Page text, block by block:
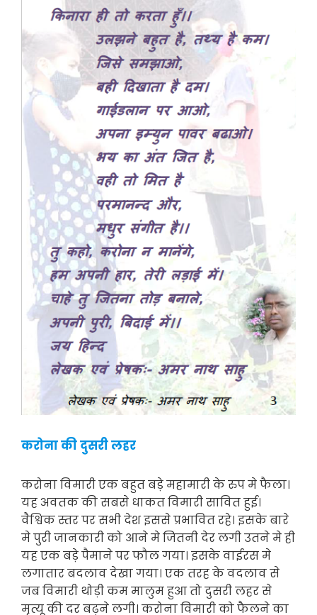
करोना की दुसरी लहर
करोना विमारी एक बहुत बड़े महामारी के रुप मे फैला।
यह अवतक की सबसे धाकत विमारी सावित हुई।
वैश्विक स्तर पर सभी देश इससे प्रभावित रहे। इसके बारे
मे पुरी जानकारी को आने मे जितनी देर लगी उतने मे ही
यह एक बड़े पैमाने पर फौल गया। इसके वाईरस मे
लगातार बदलाव देखा गया। एक तरह के वदलाव से
जब विमारी थोड़ी कम मालुम हुआ तो दुसरी लहर से
मृत्यू की दर बढ़ने लगी। करोना विमारी को फैलने का